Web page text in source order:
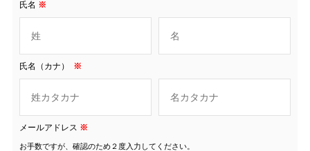
氏名 ※
氏名（カナ） ※
メールアドレス ※
お手数ですが、確認のため２度入力してください。